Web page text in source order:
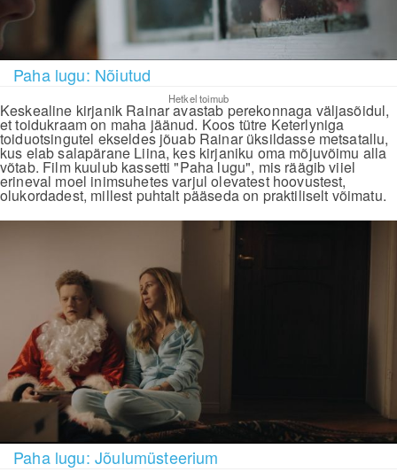
Paha lugu: Nõiutud
Hetkel toimub
Keskealine kirjanik Rainar avastab perekonnaga väljasõidul,
et toidukraam on maha jäänud. Koos tütre Keterlyniga
toiduotsingutel ekseldes jõuab Rainar üksildasse metsatallu,
kus elab salapärane Liina, kes kirjaniku oma mõjuvõimu alla
võtab. Film kuulub kassetti "Paha lugu", mis räägib viiel
erineval moel inimsuhetes varjul olevatest hoovustest,
olukordadest, millest puhtalt pääseda on praktiliselt võimatu.
Paha lugu: Jõulumüsteerium